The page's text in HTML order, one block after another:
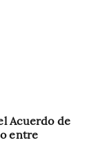
Acuerdo de
entre